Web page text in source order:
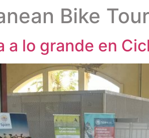
Bike
a lo grande en